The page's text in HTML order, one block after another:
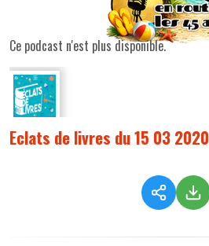
Ce podcast n'est plus disponible.
Eclats de livres du 15 03 2020